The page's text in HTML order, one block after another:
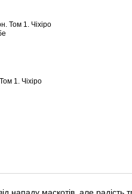
1. Чіхіро